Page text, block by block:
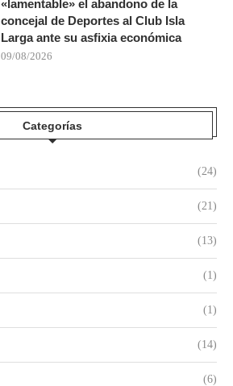
«lamentable» el abandono de la
concejal de Deportes al Club Isla
Larga ante su asfixia económica
09/08/2026
Categorías
(24)
(21)
(13)
(1)
(1)
(14)
(6)